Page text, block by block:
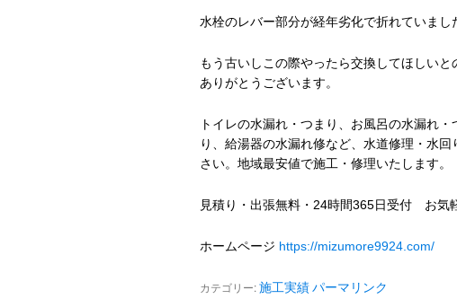
水栓のレバー部分が経年劣化で折れていまし
もう古いしこの際やったら交換してほしい
ありがとうございます。
トイレの水漏れ・つまり、お風呂の水漏れ
り、給湯器の水漏れ修など、水道修理・水
さい。地域最安値で施工・修理いたします。
見積り・出張無料・24時間365日受付 お気
ホームページ https://mizumore9924.com/
カテゴリー:施工実績パーマリンク